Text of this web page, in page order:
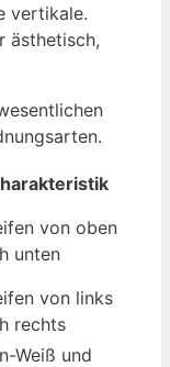
vertikale.
ästhetisch,
von oben
unten
von links
rechts
Weiß und